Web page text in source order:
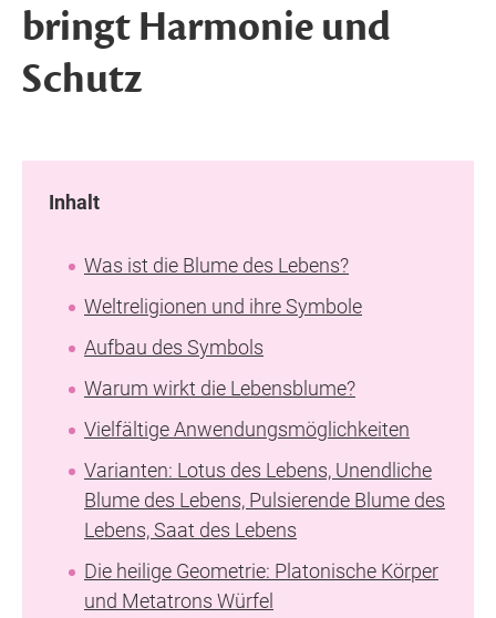
bringt Harmonie und
Schutz
Inhalt
Was ist die Blume des Lebens?
Weltreligionen und ihre Symbole
Aufbau des Symbols
Warum wirkt die Lebensblume?
Vielfältige Anwendungsmöglichkeiten
Varianten: Lotus des Lebens, Unendliche
Blume des Lebens, Pulsierende Blume des
Lebens, Saat des Lebens
Die heilige Geometrie: Platonische Körper
und Metatrons Würfel